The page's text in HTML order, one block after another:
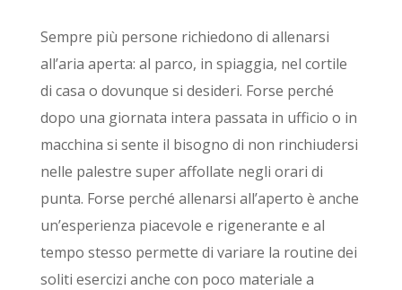
Sempre più persone richiedono di allenarsi
all’aria aperta: al parco, in spiaggia, nel cortile
di casa o dovunque si desideri. Forse perché
dopo una giornata intera passata in ufficio o in
macchina si sente il bisogno di non rinchiudersi
nelle palestre super affollate negli orari di
punta. Forse perché allenarsi all’aperto è anche
un’esperienza piacevole e rigenerante e al
tempo stesso permette di variare la routine dei
soliti esercizi anche con poco materiale a